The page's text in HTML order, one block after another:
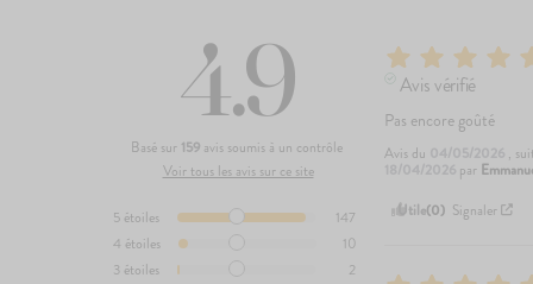
4.9
Basé sur 159 avis soumis à un contrôle
Voir tous les avis sur ce site
5 étoiles
147
4 étoiles
10
3 étoiles
2
Avis vérifié
Pas encore goûté
Avis du ,
par
Utile(0) Signaler